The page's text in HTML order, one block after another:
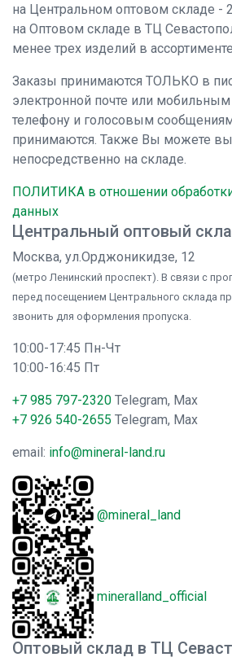
на Центральном оптовом складе -
на Оптовом складе в ТЦ
менее трех изделий в
Заказы принимаются ТОЛЬКО в
электронной почте или
телефону и голосовым
принимаются. Также Вы можете
непосредственно на складе.
ПОЛИТИКА в отношении
данных
Центральный оптовый
Москва, ул.Орджоникидзе, 12
(метро Ленинский проспект). В связи с
перед посещением Центрального склада
звонить для оформления пропуска.
10:00-17:45 Пн-Чт
10:00-16:45 Пт
+7 985 797-2320 Telegram, Max
+7 926 540-2655 Telegram, Max
email: info@mineral-land.ru
@mineral_land
mineralland_official
Оптовый склад в ТЦ